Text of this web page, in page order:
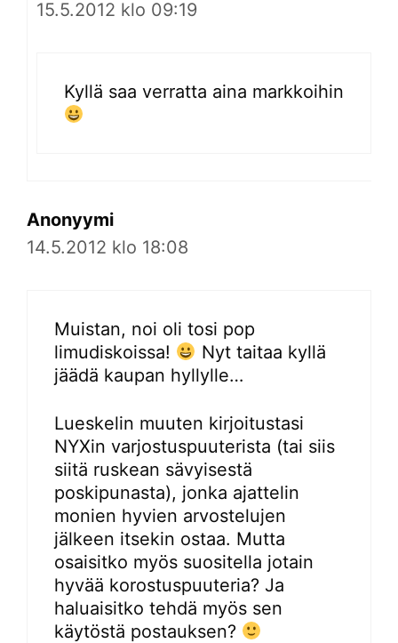
15.5.2012 klo 09:19
Kyllä saa verratta aina markkoihin
Anonyymi
14.5.2012 klo 18:08
Muistan, noi oli tosi pop
limudiskoissa!
Nyt taitaa kyllä
jäädä kaupan hyllylle…
Lueskelin muuten kirjoitustasi
NYXin varjostuspuuterista (tai siis
siitä ruskean sävyisestä
poskipunasta), jonka ajattelin
monien hyvien arvostelujen
jälkeen itsekin ostaa. Mutta
osaisitko myös suositella jotain
hyvää korostuspuuteria? Ja
haluaisitko tehdä myös sen
käytöstä postauksen?